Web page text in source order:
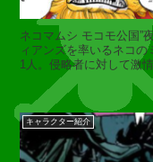
ク
フ
ー
ズ
・
ネコマムシ モコモ公国”夜の王”を務め，くじらの森にて侠客団ガーデ
ィアンズを率いるネコ
1人。侵略者に対して激
ネコならではの柔軟性と
キャラクター紹介